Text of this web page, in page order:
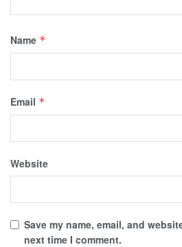
Name *
Email *
Website
Save my name, email, and
next time I comment.